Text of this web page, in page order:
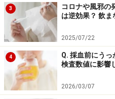
細菌やウイルスの感染症や
するには、原因となる抗原
法が有効ですが、重症な場
特定の抗原に対する抗体製
そんなときに用いられるの
す。
3
コロナや風邪の
は逆効果？ 飲
2025/07/22
4
Q. 採血前にうっ
検査数値に影響
2026/03/07